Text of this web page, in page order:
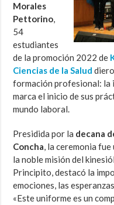
Morales
Pettorino,
54
estudiantes
de la promoción 2022 de
Ciencias de la Salud
formación profesional: la
marca el inicio de sus
mundo laboral.
Presidida por la decana
Concha, la ceremonia
la noble misión del
Principito, destacó la
emociones, las
«Este uniforme es un